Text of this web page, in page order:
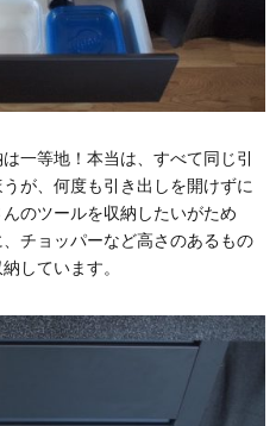
一等地！本当は、すべて同じ引
が、何度も引き出しを開けずに
のツールを収納したいがため
チョッパーなど高さのあるもの
しています。